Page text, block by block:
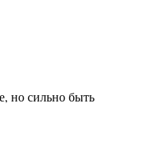
но сильно быть